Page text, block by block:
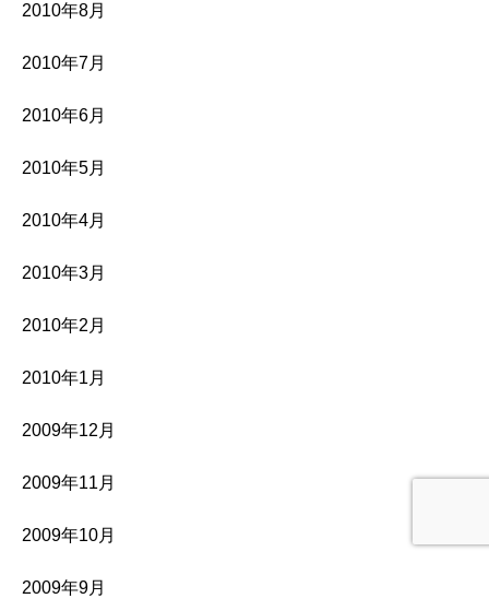
2010年8月
2010年7月
2010年6月
2010年5月
2010年4月
2010年3月
2010年2月
2010年1月
2009年12月
2009年11月
2009年10月
2009年9月